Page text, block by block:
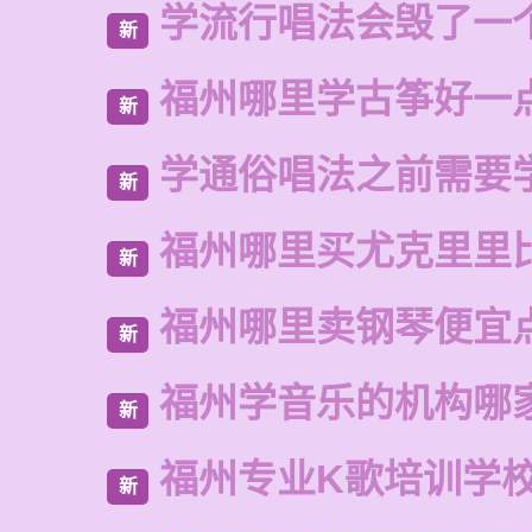
新 学流行唱法会毁了一
新 福州哪里学古筝好一
新 学通俗唱法之前需要
新 福州哪里买尤克里里
新 福州哪里卖钢琴便宜
新 福州学音乐的机构哪
新 福州专业K歌培训学